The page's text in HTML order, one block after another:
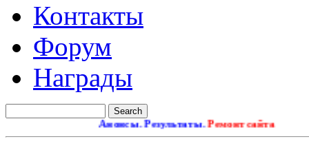
Контакты
Форум
Награды
Анонсы. Результаты.Ремонт сайта